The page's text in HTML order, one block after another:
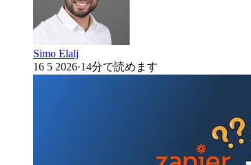
Simo Elalj
16 5 2026·14分で読めます